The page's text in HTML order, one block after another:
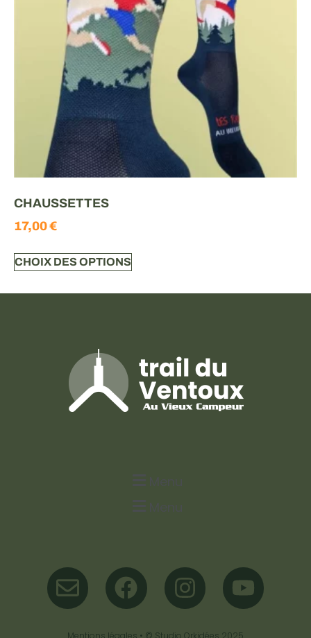
CHAUSSETTES
17,00€
CHOIX DES OPTIONS
Menu
Menu
Mentions légales • © Studio Orkidées 2025